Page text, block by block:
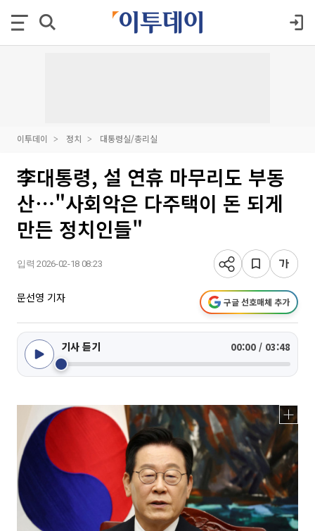
이투데이 정치 대통령실/총리실
李대통령, 설 연휴 마무리도 부동
산⋯"사회악은 다주택이 돈 되게
만든 정치인들"
입력 2026-02-18 08:23
문선영 기자 구글 선호매체 추가
기사 듣기 00:00 / 03:48